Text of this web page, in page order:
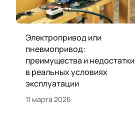
Электропривод или
пневмопривод:
преимущества и недостатки
в реальных условиях
эксплуатации
11 марта 2026